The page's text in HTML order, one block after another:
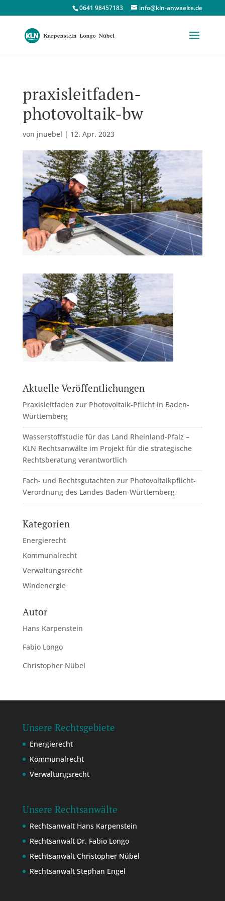
0641 98457183 info@kln-anwaelte.de
praxisleitfaden-
photovoltaik-bw
von jnuebel | 12. Apr. 2023
Aktuelle Veröffentlichungen
Praxisleitfaden zur Photovoltaik-Pflicht in Baden-
Württemberg
Wasserstoffstudie für das Land Rheinland-Pfalz –
KLN Rechtsanwälte im Projekt für die strategische
Rechtsberatung verantwortlich
Fach- und Rechtsgutachten zur Photovoltaikpflicht-
Verordnung des Landes Baden-Württemberg
Kategorien
Energierecht
Kommunalrecht
Verwaltungsrecht
Windenergie
Autor
Hans Karpenstein
Fabio Longo
Christopher Nübel
Unsere Rechtsgebiete
Energierecht
Kommunalrecht
Verwaltungsrecht
Unsere Rechtsanwälte
Rechtsanwalt Hans Karpenstein
Rechtsanwalt Dr. Fabio Longo
Rechtsanwalt Christopher Nübel
Rechtsanwalt Stephan Engel